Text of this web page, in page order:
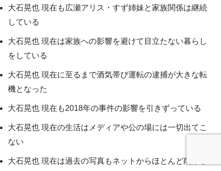
大石晃也 現在も広瀬アリス・すず姉妹と家族関係は継続
している
大石晃也 現在は家族への影響を避けて目立たない暮らし
をしている
大石晃也 現在に至るまで酒気帯び運転の逮捕が大きな転
機となった
大石晃也 現在も2018年の事件の影響を引きずっている
大石晃也 現在の生活はメディアや公の場には一切出てこ
ない
大石晃也 現在は過去の写真もネットからほとんど削除さ